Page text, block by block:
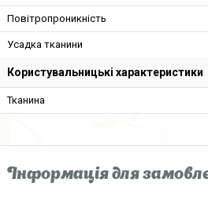
Повітропроникність
Усадка тканини
Користувальницькі характеристики
Тканина
Інформація для